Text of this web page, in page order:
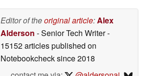
Editor of theoriginal article:Alex
Alderson - Senior Tech Writer-
15152 articles published on
Notebookchecksince 2018